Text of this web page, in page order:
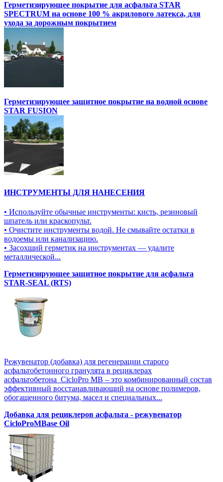
Герметизирующее покрытие для асфальта STAR
SPECTRUM на основе 100 % акрилового латекса, для
ухода за дорожным покрытием
Герметизирующее защитное покрытие на водной основе
STAR FUSION
ИНСТРУМЕНТЫ ДЛЯ НАНЕСЕНИЯ
• Используйте обычные инструменты: кисть, резиновый
шпатель или краскопульт.
• Очистите инструменты водой. Не смывайте остатки в
водоемы или канализацию.
• Засохший герметик на инструментах — удалите
металлической...
Герметизирующее защитное покрытие для асфальта
STAR-SEAL (RTS)
Режувенатор (добавка) для регенерации старого
асфальтобетонного гранулята в рециклерах
асфальтобетона CicloPro MB – это комбинированный состав
эффективный восстанавливающий на основе полимеров,
обогащенного битума, масел и специальных...
Добавка для рециклеров асфальта - режувенатор
CicloProMBase Oil